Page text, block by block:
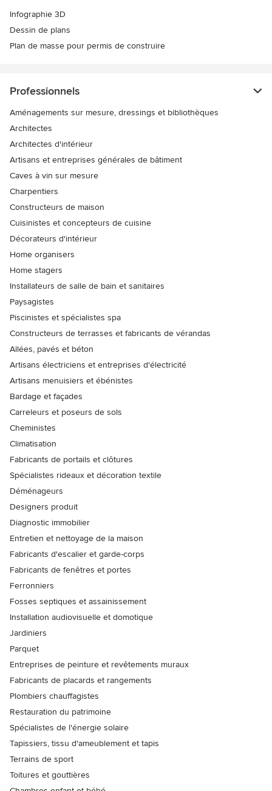
Infographie 3D
Dessin de plans
Plan de masse pour permis de construire
Professionnels
Aménagements sur mesure, dressings et bibliothèques
Architectes
Architectes d'intérieur
Artisans et entreprises générales de bâtiment
Caves à vin sur mesure
Charpentiers
Constructeurs de maison
Cuisinistes et concepteurs de cuisine
Décorateurs d'intérieur
Home organisers
Home stagers
Installateurs de salle de bain et sanitaires
Paysagistes
Piscinistes et spécialistes spa
Constructeurs de terrasses et fabricants de vérandas
Allées, pavés et béton
Artisans électriciens et entreprises d'électricité
Artisans menuisiers et ébénistes
Bardage et façades
Carreleurs et poseurs de sols
Cheministes
Climatisation
Fabricants de portails et clôtures
Spécialistes rideaux et décoration textile
Déménageurs
Designers produit
Diagnostic immobilier
Entretien et nettoyage de la maison
Fabricants d'escalier et garde-corps
Fabricants de fenêtres et portes
Ferronniers
Fosses septiques et assainissement
Installation audiovisuelle et domotique
Jardiniers
Parquet
Entreprises de peinture et revêtements muraux
Fabricants de placards et rangements
Plombiers chauffagistes
Restauration du patrimoine
Spécialistes de l'énergie solaire
Tapissiers, tissu d'ameublement et tapis
Terrains de sport
Toitures et gouttières